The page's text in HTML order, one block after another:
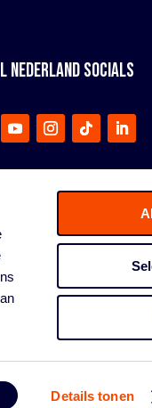
Details tonen
NEDERLAND SOCIALS